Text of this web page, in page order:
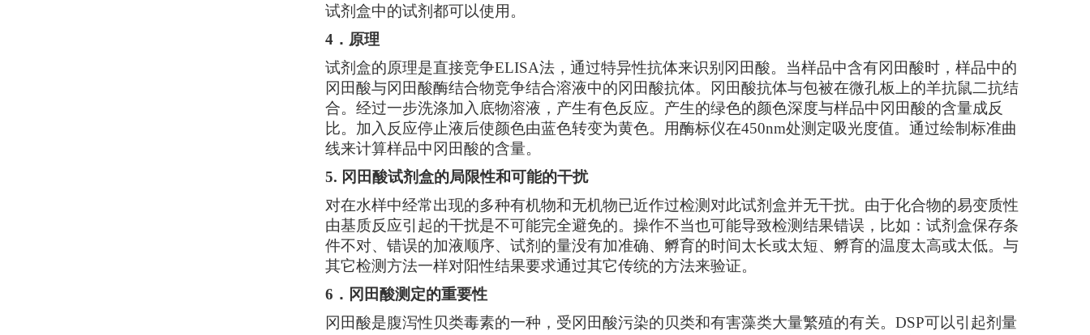
试剂盒中的试剂都可以使用。
4．原理
试剂盒的原理是直接竞争ELISA法，通过特异性抗体来识别冈田酸。当样品中含有冈田酸时，样品中的
冈田酸与冈田酸酶结合物竞争结合溶液中的冈田酸抗体。冈田酸抗体与包被在微孔板上的羊抗鼠二抗结
合。经过一步洗涤加入底物溶液，产生有色反应。产生的绿色的颜色深度与样品中冈田酸的含量成反
比。加入反应停止液后使颜色由蓝色转变为黄色。用酶标仪在450nm处测定吸光度值。通过绘制标准曲
线来计算样品中冈田酸的含量。
5. 冈田酸试剂盒的局限性和可能的干扰
对在水样中经常出现的多种有机物和无机物已近作过检测对此试剂盒并无干扰。由于化合物的易变质性
由基质反应引起的干扰是不可能完全避免的。 操作不当也可能导致检测结果错误，比如：试剂盒保存条
件不对、错误的加液顺序、试剂的量没有加准确、孵育的时间太长或太短、孵育的温度太高或太低。与
其它检测方法一样对阳性结果要求通过其它传统的方法来验证。
6．冈田酸测定的重要性
冈田酸是腹泻性贝类毒素的一种，受冈田酸污染的贝类和有害藻类大量繁殖的有关。 DSP可以引起剂量